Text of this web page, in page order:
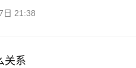
日 21:38
关系